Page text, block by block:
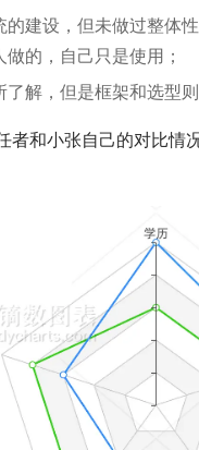
建设，但未做过整体
的，自己只是使用；
解，但是框架和选型则
者和小张自己的对比